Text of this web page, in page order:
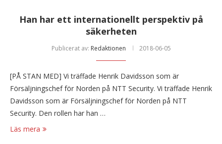
Han har ett internationellt perspektiv på
säkerheten
Publicerat av: Redaktionen 2018-06-05
[PÅ STAN MED] Vi träffade Henrik Davidsson som är
Försäljningschef för Norden på NTT Security. Vi träffade Henrik
Davidsson som är Försäljningschef för Norden på NTT
Security. Den rollen har han …
Läs mera